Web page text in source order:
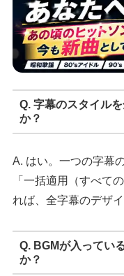
Q. 字幕のスタイル
か？
A. はい。一つの字幕
「一括適用（すべて
れば、全字幕のデザ
Q. BGMが入ってい
か？